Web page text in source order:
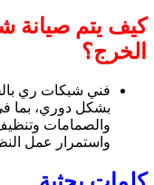
كيف يتم صيانة
الخرج؟
فني شبكات ري
بشكل دوري، بما
والصمامات وتنظيف
واستمرار عمل